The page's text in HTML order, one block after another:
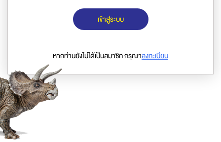
เข้าสู่ระบบ
หากท่านยังไม่ได้เป็นสมาชิก กรุณาลงทะเบียน